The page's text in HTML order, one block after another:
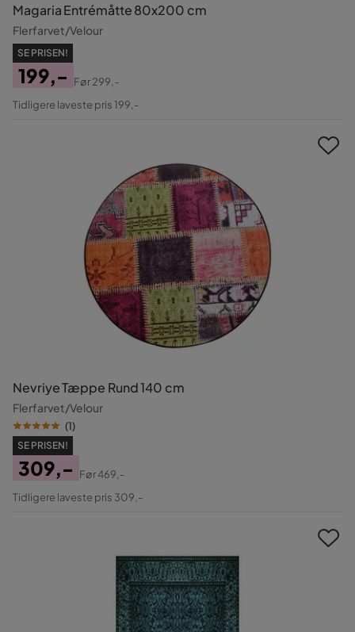
Magaria Entrémåtte 80x200 cm
Flerfarvet/Velour
SE PRISEN!
Pris
199,-
Original
Før299,-
Tidligere laveste pris 199,-
Nevriye Tæppe Rund 140 cm
Flerfarvet/Velour
(1)
SE PRISEN!
Pris
309,-
Original
Før469,-
Tidligere laveste pris 309,-